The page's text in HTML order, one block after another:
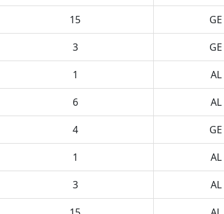
15 GE
3 GE
1 AL
6 AL
4 GE
1 AL
3 AL